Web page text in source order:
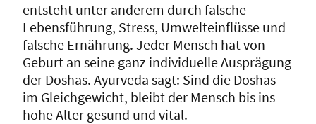
entsteht unter anderem durch falsche
Lebensführung, Stress, Umwelteinflüsse und
falsche Ernährung. Jeder Mensch hat von
Geburt an seine ganz individuelle Ausprägung
der Doshas. Ayurveda sagt: Sind die Doshas
im Gleichgewicht, bleibt der Mensch bis ins
hohe Alter gesund und vital.